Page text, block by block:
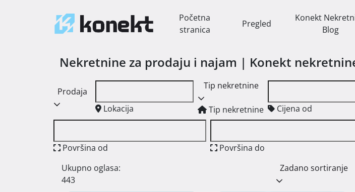
Početna
stranica
Pregled
Konekt
Blog
Nekretnine za prodaju i najam | Konekt
Prodaja
Lokacija
Tip nekretnine
Tip nekretnine Cijena od
Površina od
Površina do
Ukupno oglasa:
443
Zadano sortiranje